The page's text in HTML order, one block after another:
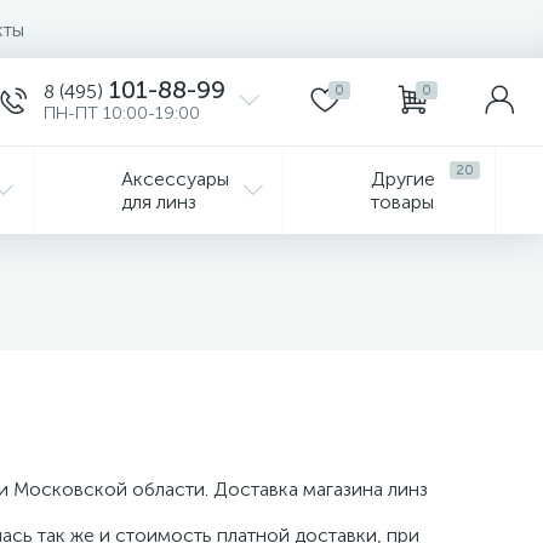
8 (495) 101-88-99
ПН-ПТ 10:00-19:00
0 0
Аксессуары
для линз
Другие
товары
20
области. Доставка магазина линз
так же и стоимость платной доставки, при